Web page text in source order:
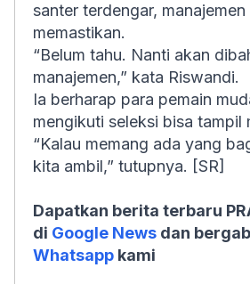
santer terdengar,
memastikan.
“Belum tahu. Nanti akan
manajemen,” kata Riswandi.
Ia berharap para pemain
mengikuti seleksi bisa tampil
“Kalau memang ada yang
kita ambil,” tutupnya. [SR]
Dapatkan berita terbaru
di Google News dan
Whatsapp kami